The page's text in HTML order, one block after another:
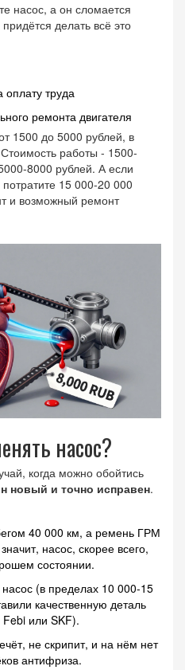
насос, а он сломается
делать всё это
труда
ремонта двигателя
1500 до 5000 рублей, в
работы - 1500-
8000 рублей. А если
15 000-20 000
и возможный ремонт
насос?
когда можно обойтись
новый и точно исправен.
40 000 км, а ремень ГРМ
насос, скорее всего,
состоянии.
(в пределах 10 000-15
качественную деталь
или SKF).
не скрипит, и на нём нет
антифриза.